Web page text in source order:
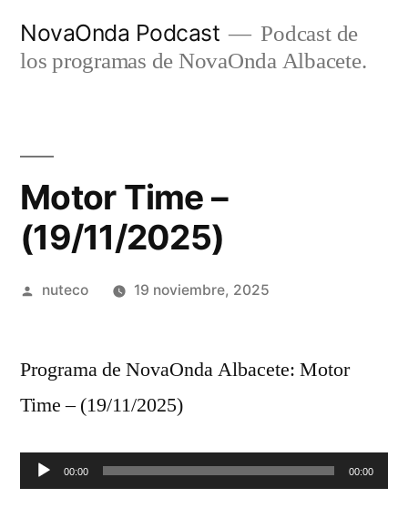
NovaOnda Podcast
Podcast de
los programas de NovaOnda Albacete.
Motor Time –
(19/11/2025)
Publicada
nuteco 19 noviembre, 2025
Programa de NovaOnda Albacete: Motor
Time – (19/11/2025)
Reproductor
00:00 00:00